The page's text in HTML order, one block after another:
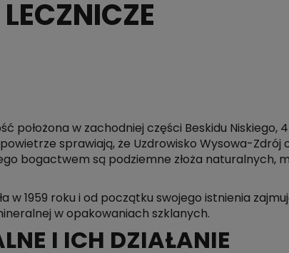
położona w zachodniej części Beskidu Niskiego,
sprawiają, że Uzdrowisko Wysowa-Zdrój
bogactwem są podziemne złoża naturalnych,
w 1959 roku i od początku swojego istnienia
w opakowaniach szklanych.
I ICH DZIAŁANIE